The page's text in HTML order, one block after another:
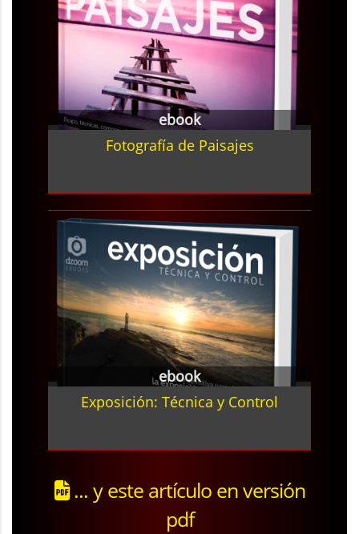
ebook
Fotografía de Paisajes
ebook
Exposición: Técnica y Control
... y este artículo en versión
pdf